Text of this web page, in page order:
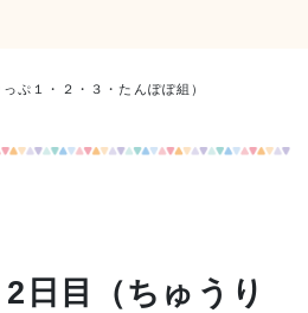
ぷ１・２・３・たんぽぽ組）
日目（ちゅうり